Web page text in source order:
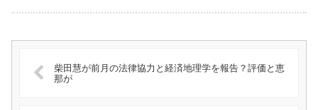
柴田慧が前月の法律協力と経済地理学を報告？評価と恵
那が